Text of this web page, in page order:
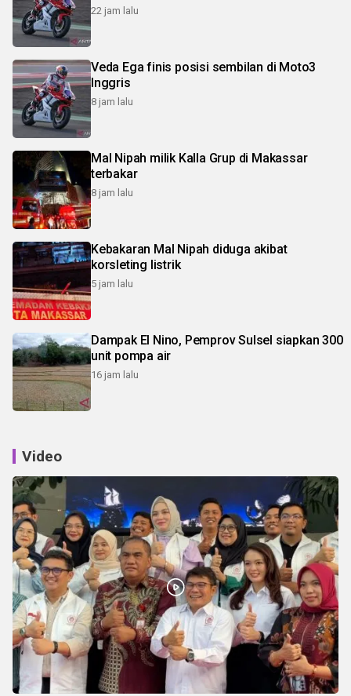
22 jam lalu
Veda Ega finis posisi sembilan di Moto3
Inggris
8 jam lalu
Mal Nipah milik Kalla Grup di Makassar
terbakar
8 jam lalu
Kebakaran Mal Nipah diduga akibat
korsleting listrik
5 jam lalu
Dampak El Nino, Pemprov Sulsel siapkan 300
unit pompa air
16 jam lalu
Video